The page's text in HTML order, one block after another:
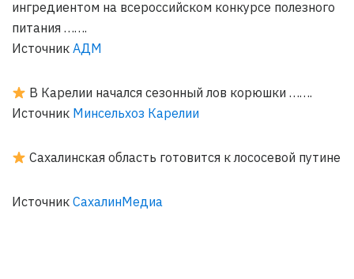
ингредиентом на всероссийском конкурсе полезного
питания …….
Источник АДМ
В Карелии начался сезонный лов корюшки …….
Источник Минсельхоз Карелии
Сахалинская область готовится к лососевой путине
Источник СахалинМедиа